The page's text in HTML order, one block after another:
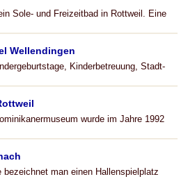
Sole- und Freizeitbad in Rottweil. Eine
Wellendingen
Kinderbetreuung, Stadt-
wurde im Jahre 1992
man einen Hallenspielplatz